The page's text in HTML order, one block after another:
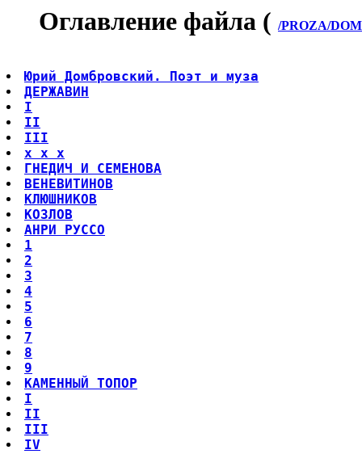
Оглавление файла ( /PROZA/
Юрий Домбровский. Поэт и муза
ДЕРЖАВИН
I
II
III
x x x
ГНЕДИЧ И СЕМЕНОВА
ВЕНЕВИТИНОВ
КЛЮШНИКОВ
КОЗЛОВ
АНРИ РУССО
1
2
3
4
5
6
7
8
9
КАМЕННЫЙ ТОПОР
I
II
III
IV